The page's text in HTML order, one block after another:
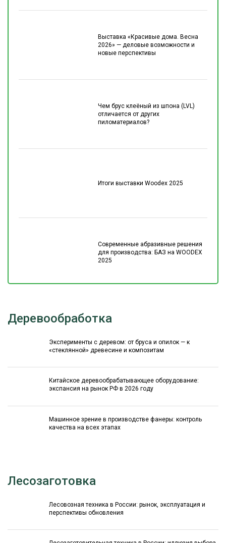
Выставка «Красивые дома. Весна
2026» — деловые возможности и
новые перспективы
Чем брус клеёный из шпона (LVL)
отличается от других
пиломатериалов?
Итоги выставки Woodex 2025
Современные абразивные решения
для производства: БАЗ на WOODEX
2025
Деревообработка
Эксперименты с деревом: от бруса и опилок — к
«стеклянной» древесине и композитам
Китайское деревообрабатывающее оборудование:
экспансия на рынок РФ в 2026 году
Машинное зрение в производстве фанеры: контроль
качества на всех этапах
Лесозаготовка
Лесовозная техника в России: рынок, эксплуатация и
перспективы обновления